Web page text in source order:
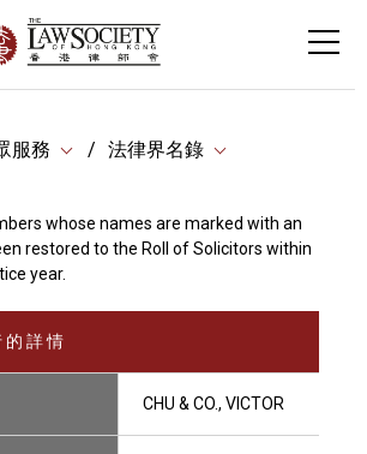
服務 法律界名錄
whose names are marked with an
restored to the Roll of Solicitors within
year.
的 詳 情
CHU & CO., VICTOR